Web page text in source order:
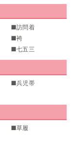
■訪問着
■袴
■七五三
■兵児帯
■草履